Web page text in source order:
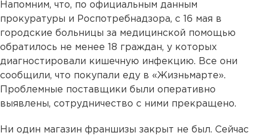
Напомним, что, по официальным данным
прокуратуры и Роспотребнадзора, с 16 мая в
городские больницы за медицинской помощью
обратилось не менее 18 граждан, у которых
диагностировали кишечную инфекцию. Все они
сообщили, что покупали еду в «Жизньмарте».
Проблемные поставщики были оперативно
выявлены, сотрудничество с ними прекращено.
Ни один магазин франшизы закрыт не был. Сейчас